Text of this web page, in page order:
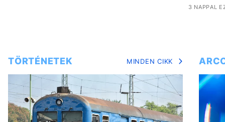
3 NAPPAL
TÖRTÉNETEK MINDEN CIKK